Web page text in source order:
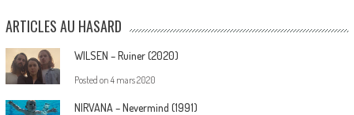
ARTICLES AU HASARD
WILSEN – Ruiner (2020)
Posted on 4 mars 2020
NIRVANA – Nevermind (1991)